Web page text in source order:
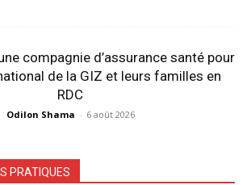
compagnie d’assurance santé pour
de la GIZ et leurs familles en
RDC
Odilon Shama - 6 août 2026
PRATIQUES